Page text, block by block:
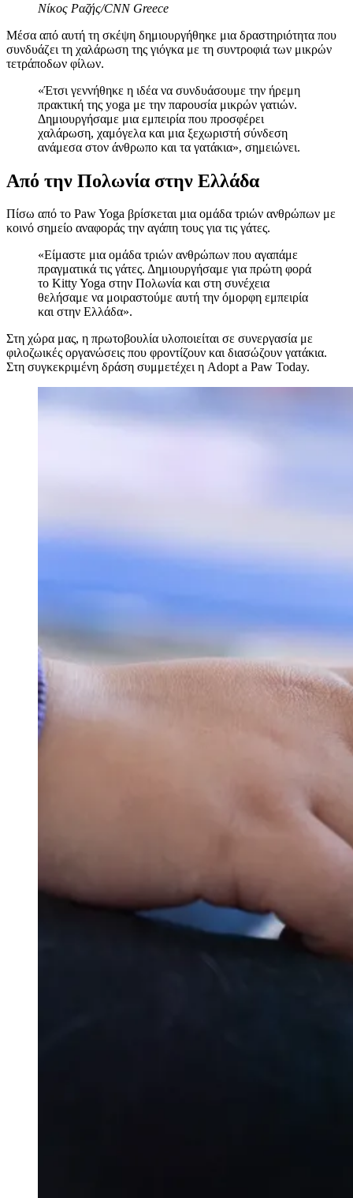
Νίκος Ραζής/CNN Greece
Μέσα από αυτή τη σκέψη δημιουργήθηκε μια δραστηριότητα που
συνδυάζει τη χαλάρωση της γιόγκα με τη συντροφιά των μικρών
τετράποδων φίλων.
«Έτσι γεννήθηκε η ιδέα να συνδυάσουμε την ήρεμη
πρακτική της yoga με την παρουσία μικρών γατιών.
Δημιουργήσαμε μια εμπειρία που προσφέρει
χαλάρωση, χαμόγελα και μια ξεχωριστή σύνδεση
ανάμεσα στον άνθρωπο και τα γατάκια», σημειώνει.
Από την Πολωνία στην Ελλάδα
Πίσω από το Paw Yoga βρίσκεται μια ομάδα τριών ανθρώπων με
κοινό σημείο αναφοράς την αγάπη τους για τις γάτες.
«Είμαστε μια ομάδα τριών ανθρώπων που αγαπάμε
πραγματικά τις γάτες. Δημιουργήσαμε για πρώτη φορά
το Kitty Yoga στην Πολωνία και στη συνέχεια
θελήσαμε να μοιραστούμε αυτή την όμορφη εμπειρία
και στην Ελλάδα».
Στη χώρα μας, η πρωτοβουλία υλοποιείται σε συνεργασία με
φιλοζωικές οργανώσεις που φροντίζουν και διασώζουν γατάκια.
Στη συγκεκριμένη δράση συμμετέχει η Adopt a Paw Today.